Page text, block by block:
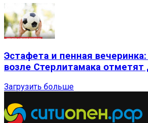
Эстафета и пенная
возле Стерлитамака отметят
Загрузить больше